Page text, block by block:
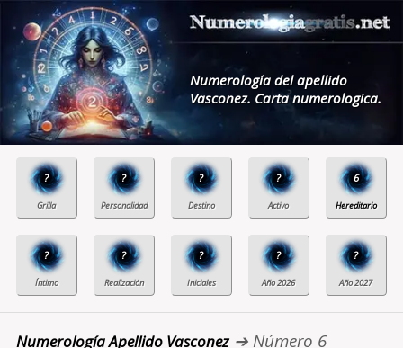
Numerología del apellido
Vasconez. Carta numerologica.
? ? ? ? 6
? ? ? ? ?
Numerología Apellido Vasconez➔ Número 6